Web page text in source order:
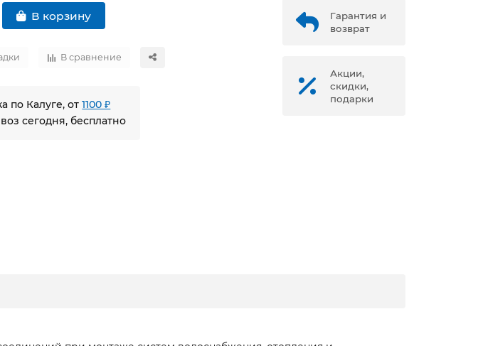
В корзину
В сравнение
по Калуге, от1100 ₽
сегодня, бесплатно
Гарантия и
возврат
Акции,
скидки,
подарки